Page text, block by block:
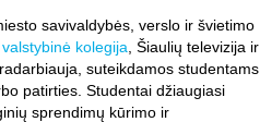
savivaldybės, verslo ir švietimo
kolegija , Šiaulių televizija ir
suteikdamos studentams
patirties. Studentai džiaugiasi
sprendimų kūrimo ir